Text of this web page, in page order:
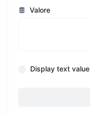
Valore
Display text value